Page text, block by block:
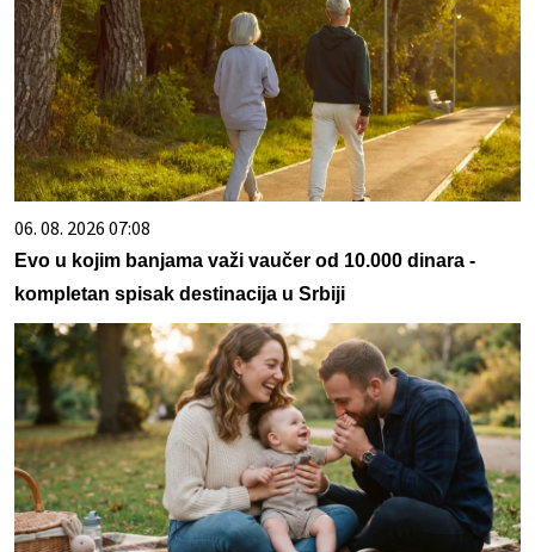
06. 08. 2026 07:08
Evo u kojim banjama važi vaučer od 10.000 dinara -
kompletan spisak destinacija u Srbiji